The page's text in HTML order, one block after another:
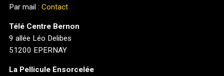
Par mail : Contact
Télé Centre Bernon
9 allée Léo Delibes
51200 EPERNAY
La Pellicule Ensorcelée